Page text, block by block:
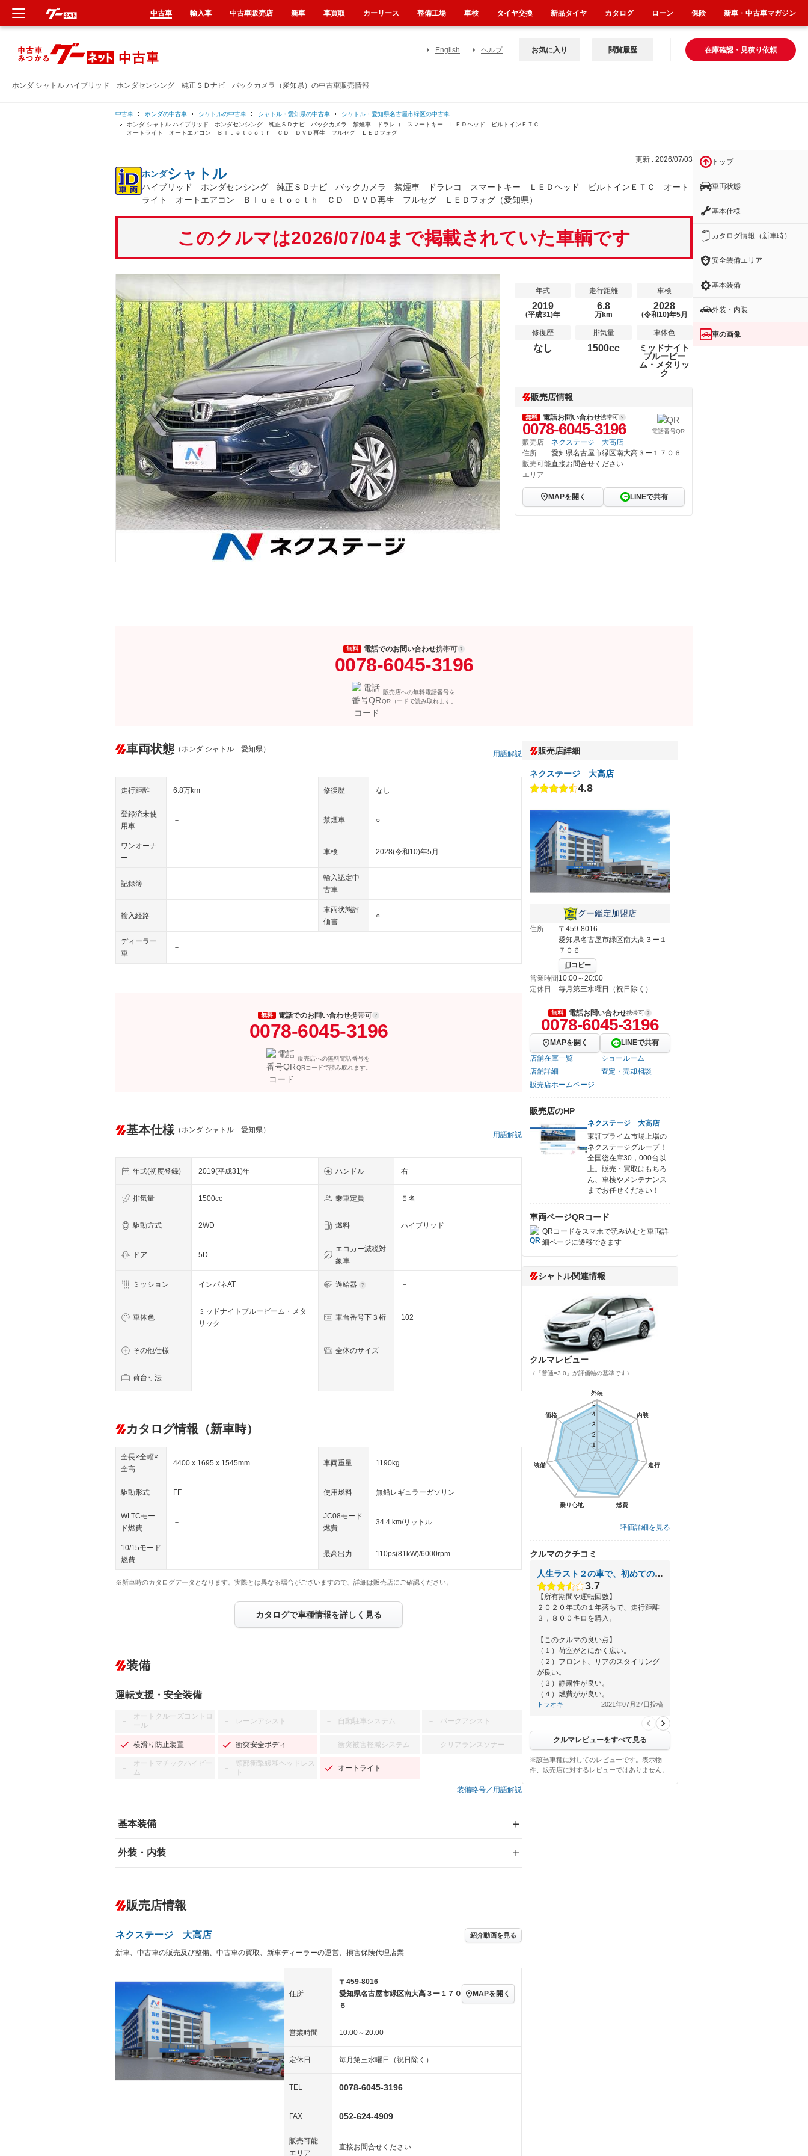
ホンダ シャトル ハイブリッド ホンダセンシング 純正ＳＤナビ バックカメラ（愛知県）の中古車販売情報
English ヘルプ 在庫確認・見積り依頼
お気に入り 閲覧履歴
中古車 ホンダの中古車 シャトルの中古車 シャトル・愛知県の中古車
シャトル・愛知県名古屋市緑区の中古車
ホンダ シャトル ハイブリッド ホンダセンシング 純正ＳＤナビ バックカメラ 禁煙車 ドラレコ スマートキー ＬＥＤヘッド ビルトインＥＴＣ
オートライト オートエアコン Ｂｌｕｅｔｏｏｔｈ ＣＤ ＤＶＤ再生 フルセグ ＬＥＤフォグ
更新 : 2026/07/03
ホンダシャトル
ハイブリッド ホンダセンシング 純正ＳＤナビ バックカメラ 禁煙車 ドラレコ スマートキー ＬＥＤヘッド ビルトインＥＴＣ オート
ライト オートエアコン Ｂｌｕｅｔｏｏｔｈ ＣＤ ＤＶＤ再生 フルセグ ＬＥＤフォグ（愛知県）
このクルマは2026/07/04まで掲載されていた車輌です
年式
2019
(平成31)年
走行距離
6.8
万km
車検
2028
(令和10)年5月
修復歴
なし
排気量
1500cc
車体色
ミッドナイト
ブルービー
ム・メタリッ
ク
販売店情報
無料 電話お問い合わせ携帯可
0078-6045-3196 電話番号QR
販売店
ネクステージ 大高店
住所
愛知県名古屋市緑区南大高３ー１７０６
販売可能
エリア
直接お問合せください
MAPを開く LINEで共有
無料 電話でのお問い合わせ携帯可
0078-6045-3196
販売店への無料電話番号を
QRコードで読み取れます。
車両状態 （ホンダ シャトル 愛知県）
用語解説
走行距離 6.8万km 修復歴 なし
登録済未使
用車
－ 禁煙車 ○
ワンオーナ
ー
－ 車検 2028(令和10)年5月
記録簿 －
輸入認定中
古車
－
輸入経路 －
車両状態評
価書
○
ディーラー
車
－
無料 電話でのお問い合わせ携帯可
0078-6045-3196
販売店への無料電話番号を
QRコードで読み取れます。
基本仕様 （ホンダ シャトル 愛知県）
用語解説
年式(初度登録) 2019(平成31)年 ハンドル 右
排気量 1500cc 乗車定員 ５名
駆動方式 2WD 燃料 ハイブリッド
ドア 5D
エコカー減税対
象車
－
ミッション インパネAT 過給器 －
車体色
ミッドナイトブルービーム・メタ
リック
車台番号下３桁 102
その他仕様 － 全体のサイズ －
荷台寸法 －
カタログ情報（新車時）
全長×全幅×
全高
4400 x 1695 x 1545mm 車両重量 1190kg
駆動形式 FF 使用燃料 無鉛レギュラーガソリン
WLTCモー
ド燃費
－
JC08モード
燃費
34.4 km/リットル
10/15モード
燃費
－ 最高出力 110ps(81kW)/6000rpm
※新車時のカタログデータとなります。実際とは異なる場合がございますので、詳細は販売店にご確認ください。
カタログで車種情報を詳しく見る
装備
運転支援・安全装備
－
オートクルーズコントロ
ール
－ レーンアシスト － 自動駐車システム － パークアシスト
横滑り防止装置 衝突安全ボディ － 衝突被害軽減システム － クリアランスソナー
－
オートマチックハイビー
ム
－
頸部衝撃緩和ヘッドレス
ト
オートライト
装備略号／用語解説
基本装備
エアバッグ：運転席/助手席
－ ダウンヒルアシストコントロール
Bluetooth接続 センターデフロック
装備略号／用語解説
外装・内装
オーディオ：CDまたはCDチェンジャー
－
ヘッドライトウォッシャ
ー
キーレス
LEDヘッドランプ － HID(キセノンライト) － ポータブルナビ
スマートキー
ランフラットタイヤ パワーシート 3列シート ベンチシート
－ フルフラットシート チップアップシート
－ シートヒーター － ウォークスルー
フロントカメラ － シートエアコン 全周囲カメラ －
エアサスペンション
販売店情報
ネクステージ 大高店 紹介動画を見る
新車、中古車の販売及び整備、中古車の買取、新車ディーラーの運営、損害保険代理店業
住所
〒459-8016
愛知県名古屋市緑区南大高３ー１７０
６
MAPを開く
営業時間 10:00～20:00
定休日 毎月第三水曜日（祝日除く）
TEL 0078-6045-3196
FAX 052-624-4909
販売可能
エリア
直接お問合せください
販売店詳細
ネクステージ 大高店
4.8
グー鑑定加盟店
住所
〒459-8016
愛知県名古屋市緑区南大高３ー１
７０６
コピー
営業時間10:00～20:00
定休日
毎月第三水曜日（祝日除く）
無料 電話お問い合わせ携帯可
0078-6045-3196
MAPを開く
LINEで共有
店舗在庫一覧
ショールーム
店舗詳細
査定・売却相談
販売店ホームページ
販売店のHP
ネクステージ 大高店
東証プライム市場上場の
ネクステージグループ！
全国総在庫30，000台以
上。販売・買取はもちろ
ん、車検やメンテナンス
までお任せください！
車両ページQRコード
QRコードをスマホで読み込むと車両詳
細ページに遷移できます
シャトル関連情報
クルマレビュー
（「普通=3.0」が評価軸の基準です）
外装
内装
走行
燃費
乗り心地
装備
価格
1
2
3
4
5
外装
内装
走行
燃費
乗り心地
装備
価格
1
2
3
4
5
評価詳細を見る
クルマのクチコミ
人生ラスト２の車で、初めてのダウンサイザー。
3.7
【所有期間や運転回数】
２０２０年式の１年落ちで、走行距離
３，８００キロを購入。
【このクルマの良い点】
（１）荷室がとにかく広い。
（２）フロント、リアのスタイリング
が良い。
（３）静粛性が良い。
（４）燃費がが良い。
…
トラオキ 2021年07月27日投稿
クルマレビューをすべて見る
※該当車種に対してのレビューです。表示物
件、販売店に対するレビューではありません。
トップ
車両状態
基本仕様
カタログ情報（新車時）
安全装備エリア
基本装備
外装・内装
車の画像
中古車 輸入車 中古車販売店 新車 車買取 カーリース 整備工場 車検 タイヤ交換 新品タイヤ カタログ ローン 保険 新車・中古車マガジン
新車
中古車